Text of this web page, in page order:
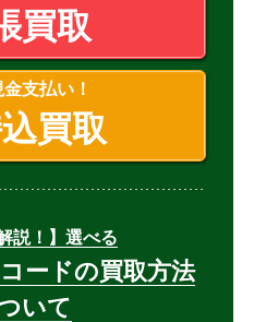
買取
支払い！
買取
説！】選べる
ードの買取方法
いて